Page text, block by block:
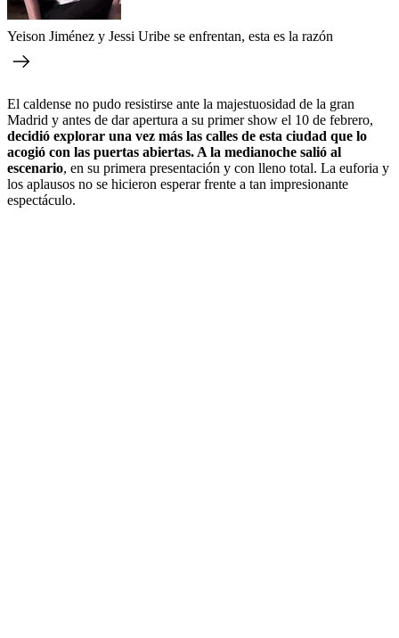
Yeison Jiménez y Jessi Uribe se enfrentan, esta es la razón
El caldense no pudo resistirse ante la majestuosidad de la gran
Madrid y antes de dar apertura a su primer show el 10 de febrero,
decidió explorar una vez más las calles de esta ciudad que lo
acogió con las puertas abiertas. A la medianoche salió al
escenario, en su primera presentación y con lleno total. La euforia y
los aplausos no se hicieron esperar frente a tan impresionante
espectáculo.